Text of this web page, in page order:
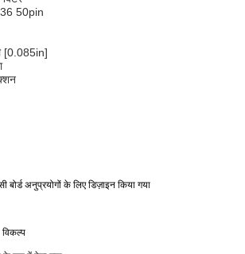
36 50pin
[0.085in]
अनुप्रयोगों के लिए डिज़ाइन किया गया
विकल्प